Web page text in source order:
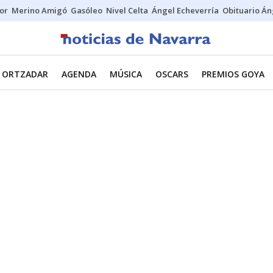
Merino Amigó Gasóleo Nivel Celta Ángel Echeverría Obituario
ORTZADAR AGENDA MÚSICA OSCARS PREMIOS GOYA